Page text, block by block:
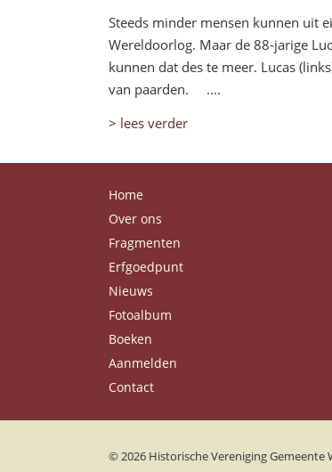
Steeds minder mensen kunnen uit
Wereldoorlog. Maar de 88-jarige
kunnen dat des te meer. Lucas
van paarden. ....
> lees verder
Home
Over ons
Fragmenten
Erfgoedpunt
Nieuws
Fotoalbum
Boeken
Aanmelden
Contact
© 2026 Historische Vereniging Gemeente